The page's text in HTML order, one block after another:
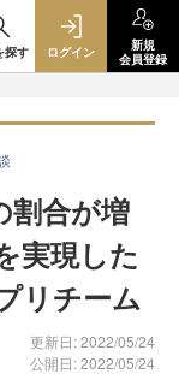
探す ログイン
新規
会員登録
割合が増
実現した
リチーム
更新日: 2022/05/24
公開日: 2022/05/24